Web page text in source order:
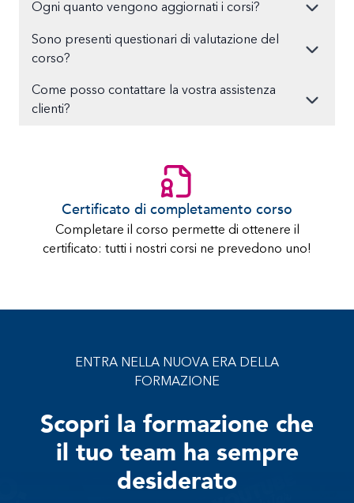
Ogni quanto vengono aggiornati i corsi?
Sono presenti questionari di valutazione del
corso?
Come posso contattare la vostra assistenza
clienti?
Certificato di completamento corso
Completare il corso permette di ottenere il
certificato: tutti i nostri corsi ne prevedono uno!
ENTRA NELLA NUOVA ERA DELLA
FORMAZIONE
Scopri la formazione che
il tuo team ha sempre
desiderato